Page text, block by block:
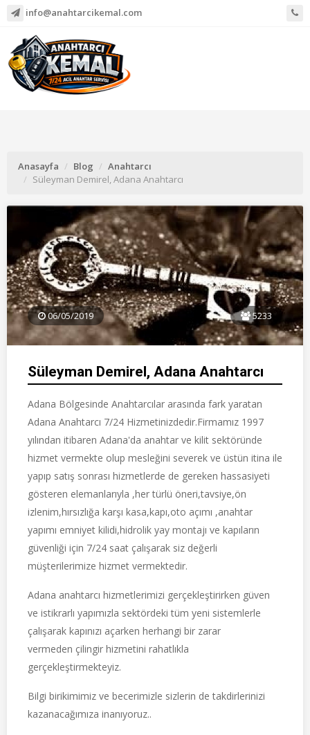
info@anahtarcikemal.com
Anasayfa Blog
Anahtarcı
Süleyman Demirel, Adana Anahtarcı
06/05/2019 5233
Süleyman Demirel, Adana Anahtarcı
Adana Bölgesinde Anahtarcılar arasında fark yaratan
Adana Anahtarcı 7/24 Hizmetinizdedir.Firmamız 1997
yılından itibaren Adana'da anahtar ve kilit sektöründe
hizmet vermekte olup mesleğini severek ve üstün itina ile
yapıp satış sonrası hizmetlerde de gereken hassasiyeti
gösteren elemanlarıyla ,her türlü öneri,tavsiye,ön
izlenim,hırsızlığa karşı kasa,kapı,oto açımı ,anahtar
yapımı emniyet kilidi,hidrolik yay montajı ve kapıların
güvenliği için 7/24 saat çalışarak siz değerli
müşterilerimize hizmet vermektedir.
Adana anahtarcı hizmetlerimizi gerçekleştirirken güven
ve istikrarlı yapımızla sektördeki tüm yeni sistemlerle
çalışarak kapınızı açarken herhangi bir zarar
vermeden çilingir hizmetini rahatlıkla
gerçekleştirmekteyiz.
Bilgi birikimimiz ve becerimizle sizlerin de takdirlerinizi
kazanacağımıza inanıyoruz..